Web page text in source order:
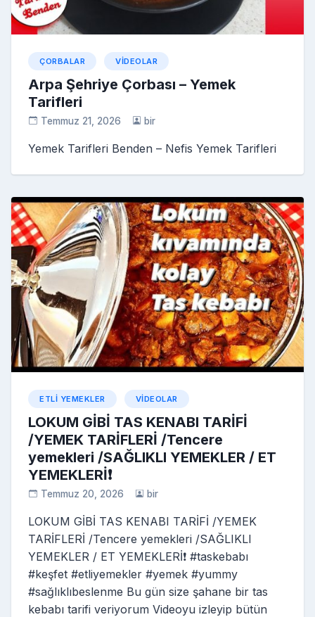
ÇORBALAR VIDEOLAR
Arpa Şehriye Çorbası – Yemek
Tarifleri
Temmuz 21, 2026 bir
Yemek Tarifleri Benden – Nefis Yemek Tarifleri
ETLI YEMEKLER VIDEOLAR
LOKUM GİBİ TAS KENABI TARİFİ
/YEMEK TARİFLERİ /Tencere
yemekleri /SAĞLIKLI YEMEKLER / ET
YEMEKLERİ❗️
Temmuz 20, 2026 bir
LOKUM GİBİ TAS KENABI TARİFİ /YEMEK
TARİFLERİ /Tencere yemekleri /SAĞLIKLI
YEMEKLER / ET YEMEKLERİ❗️ #taskebabı
#keşfet #etliyemekler #yemek #yummy
#sağlıklıbeslenme Bu gün size şahane bir tas
kebabı tarifi veriyorum Videoyu izleyip bütün